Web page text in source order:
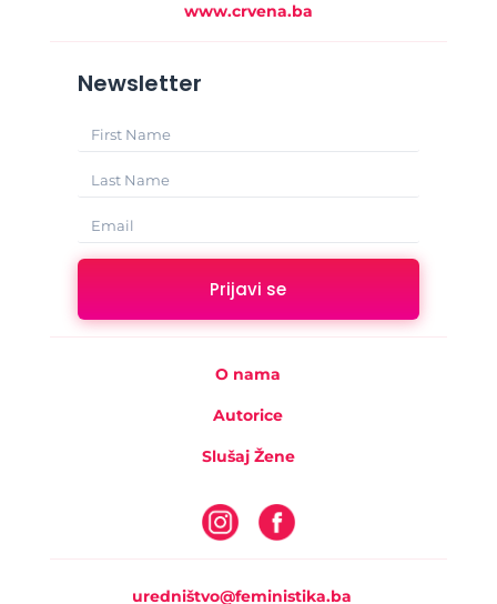
www.crvena.ba
Newsletter
Prijavi se
O nama
Autorice
Slušaj Žene
uredništvo@feministika.ba